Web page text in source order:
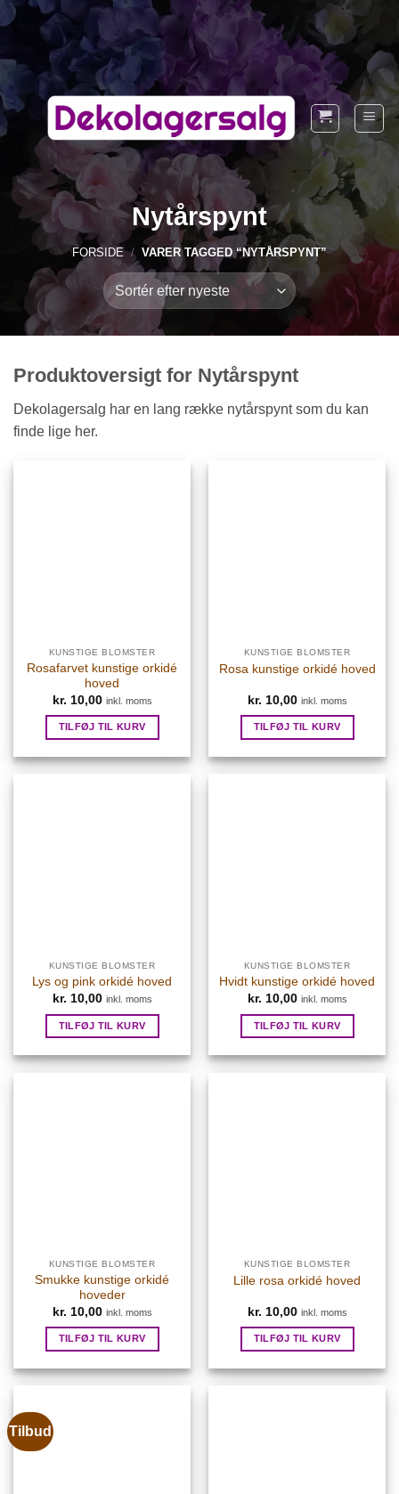
Fortsæt
Nytårspynt
FORSIDE / VARER TAGGED “NYTÅRSPYNT”
Produktoversigt for Nytårspynt
Dekolagersalg har en lang række nytårspynt som du kan
finde lige her.
KUNSTIGE BLOMSTER
Rosafarvet kunstige orkidé
hoved
kr. 10,00 inkl. moms
TILFØJ TIL KURV
KUNSTIGE BLOMSTER
Rosa kunstige orkidé hoved
kr. 10,00 inkl. moms
TILFØJ TIL KURV
KUNSTIGE BLOMSTER
Lys og pink orkidé hoved
kr. 10,00 inkl. moms
TILFØJ TIL KURV
KUNSTIGE BLOMSTER
Hvidt kunstige orkidé hoved
kr. 10,00 inkl. moms
TILFØJ TIL KURV
KUNSTIGE BLOMSTER
Smukke kunstige orkidé
hoveder
kr. 10,00 inkl. moms
TILFØJ TIL KURV
KUNSTIGE BLOMSTER
Lille rosa orkidé hoved
kr. 10,00 inkl. moms
TILFØJ TIL KURV
Tilbud